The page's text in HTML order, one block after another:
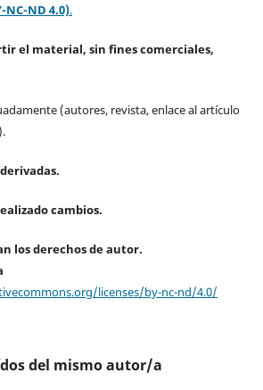
ND 4.0).
el material, sin fines comerciales,
(autores, revista, enlace al artículo
cambios.
los derechos de autor.
licenses/by-nc-nd/4.0/
del mismo autor/a